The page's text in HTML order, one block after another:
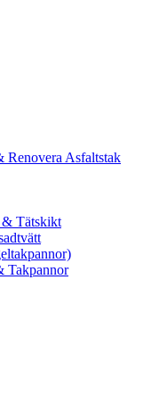
Renovera Asfaltstak
Tätskikt
Takpannor